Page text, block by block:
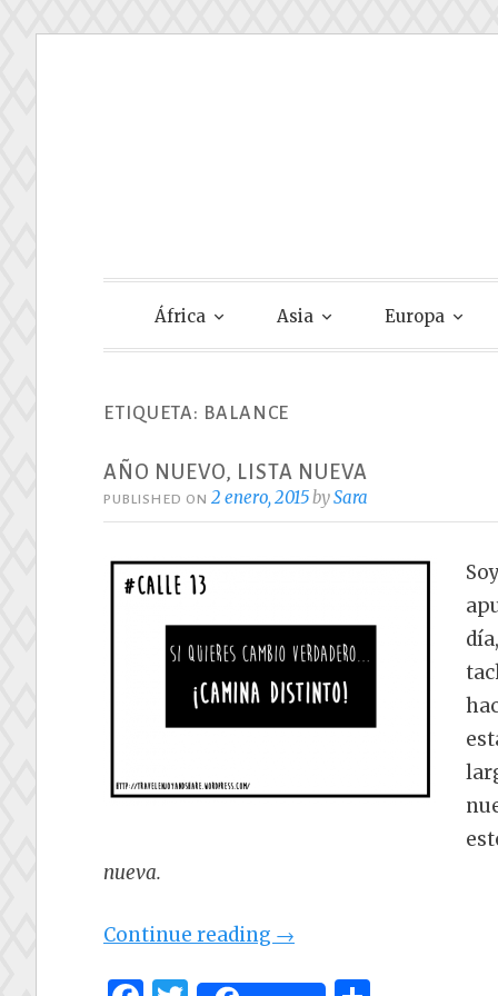
Gastando
África Asia Europa
ETIQUETA: BALANCE
AÑO NUEVO, LISTA NUEVA
PUBLISHED ON2 enero, 2015bySara
nueva.
Continue reading «Año
→